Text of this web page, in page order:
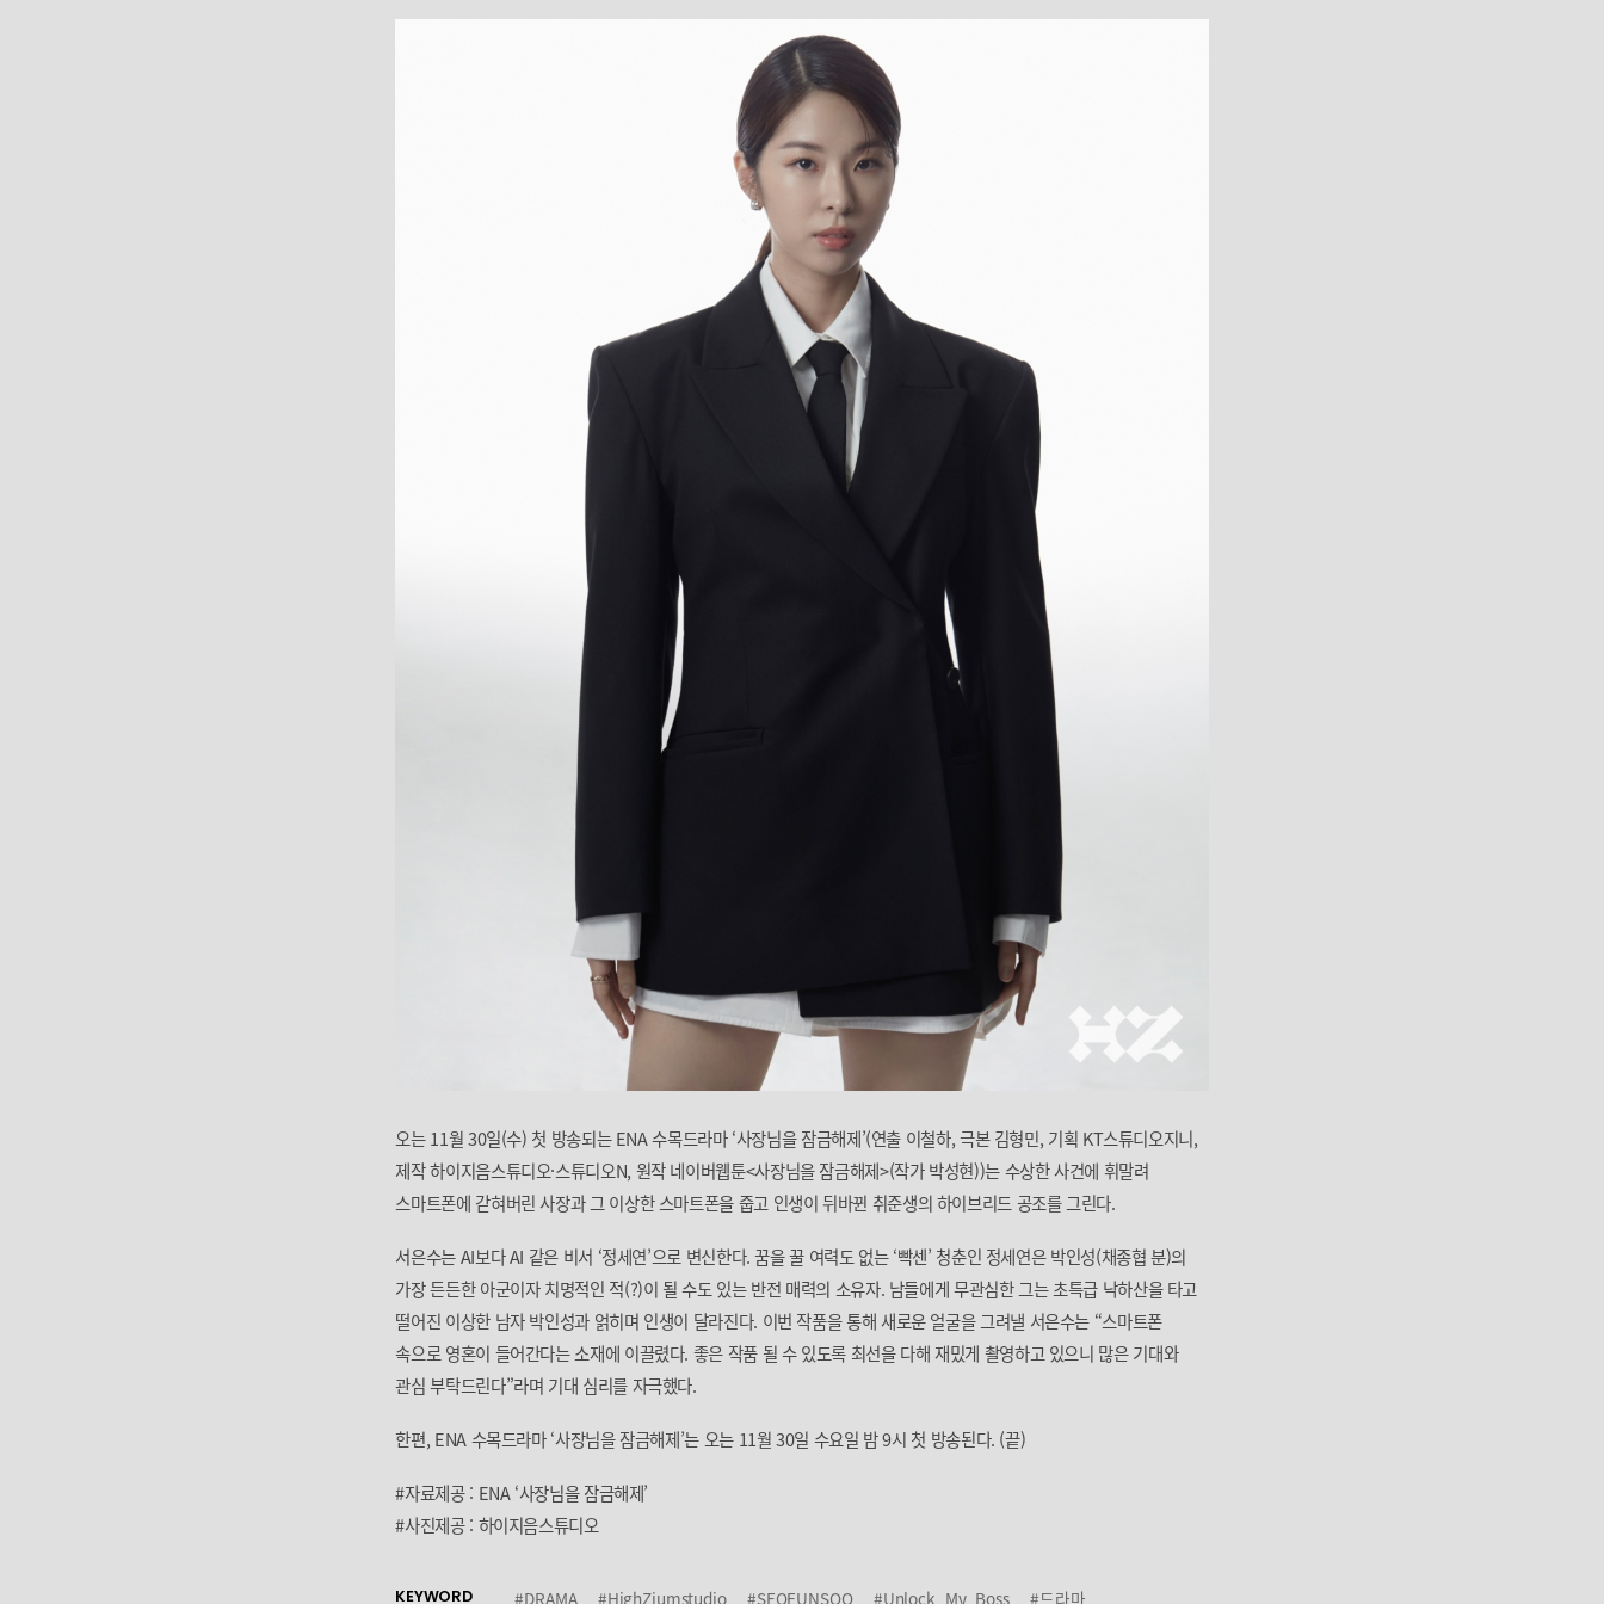
오는 11월 30일(수) 첫 방송되는 ENA 수목드라마 ‘사장님을 잠금해제’(연출 이철하, 극본 김형민, 기획 KT스튜디오지니,
제작 하이지음스튜디오·스튜디오N, 원작 네이버웹툰<사장님을 잠금해제>(작가 박성현))는 수상한 사건에 휘말려
스마트폰에 갇혀버린 사장과 그 이상한 스마트폰을 줍고 인생이 뒤바뀐 취준생의 하이브리드 공조를 그린다.
서은수는 AI보다 AI 같은 비서 ‘정세연’으로 변신한다. 꿈을 꿀 여력도 없는 ‘빡센’ 청춘인 정세연은 박인성(채종협 분)의
가장 든든한 아군이자 치명적인 적(?)이 될 수도 있는 반전 매력의 소유자. 남들에게 무관심한 그는 초특급 낙하산을 타고
떨어진 이상한 남자 박인성과 얽히며 인생이 달라진다. 이번 작품을 통해 새로운 얼굴을 그려낼 서은수는 “스마트폰
속으로 영혼이 들어간다는 소재에 이끌렸다. 좋은 작품 될 수 있도록 최선을 다해 재밌게 촬영하고 있으니 많은 기대와
관심 부탁드린다”라며 기대 심리를 자극했다.
한편, ENA 수목드라마 ‘사장님을 잠금해제’는 오는 11월 30일 수요일 밤 9시 첫 방송된다. (끝)
#자료제공 : ENA ‘사장님을 잠금해제’
#사진제공 : 하이지음스튜디오
KEYWORD #DRAMA #HighZiumstudio #SEOEUNSOO #Unlock_My_Boss #드라마